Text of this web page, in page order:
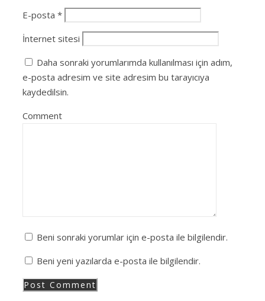
E-posta *
İnternet sitesi
Daha sonraki yorumlarımda kullanılması için adım,
e-posta adresim ve site adresim bu tarayıcıya
kaydedilsin.
Comment
Beni sonraki yorumlar için e-posta ile bilgilendir.
Beni yeni yazılarda e-posta ile bilgilendir.